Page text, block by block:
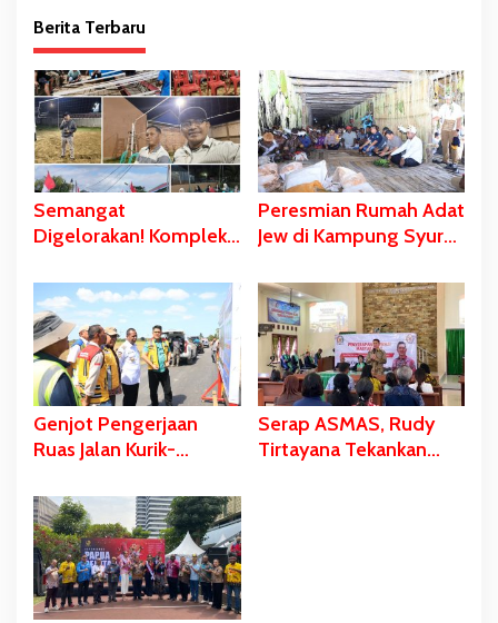
Berita Terbaru
Semangat
Digelorakan! Komplek
‘Didandani,’
Kepanitiaan HUT RI ke-
81 Terbentuk,
Sejumlah Kegiatan
Dihelat
Peresmian Rumah Adat
Jew di Kampung Syuru-
Gubernur Safanpo
Genjot Pengerjaan
Ruas Jalan Kurik-
Kota-Rawa Sari,
Gubernur Safanpo:
Tahun ini Tuntas
Serap ASMAS, Rudy
Tirtayana Tekankan